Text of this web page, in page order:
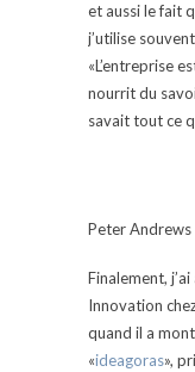
et aussi le fait
j’utilise
«L’entreprise
nourrit du
savait tout ce
Peter Andrews
Finalement,
Innovation
quand il a
«ideagoras»,